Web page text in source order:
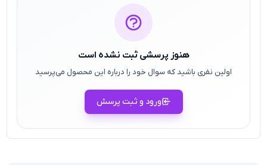
هنوز پرسشی ثبت نشده است
اولین نفری باشید که سوال خود را درباره این محصول می‌پرسید
ورود و ثبت پرسش